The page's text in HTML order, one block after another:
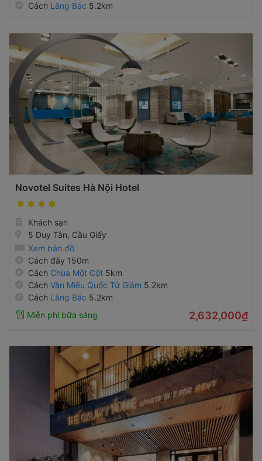
Cách Lăng Bác 5.2km
Novotel Suites Hà Nội Hotel
Khách sạn
5 Duy Tân, Cầu Giấy
Xem bản đồ
Cách đây 150m
Cách Chùa Một Cột 5km
Cách Văn Miếu Quốc Tử Giám 5.2km
Cách Lăng Bác 5.2km
Miễn phí bữa sáng
2,632,000₫